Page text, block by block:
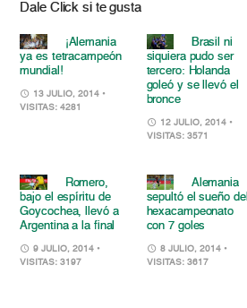
Dale Click si te gusta
¡Alemania
ya es tetracampeón
mundial!
13 JULIO, 2014 •
VISITAS: 4281
Brasil ni
siquiera pudo ser
tercero: Holanda
goleó y se llevó el
bronce
12 JULIO, 2014 •
VISITAS: 3571
Romero,
bajo el espíritu de
Goycochea, llevó a
Argentina a la final
9 JULIO, 2014 •
VISITAS: 3197
Alemania
sepultó el sueño del
hexacampeonato
con 7 goles
8 JULIO, 2014 •
VISITAS: 3617